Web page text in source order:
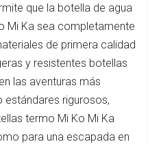
que la botella de agua
Mi Ka sea completamente
de primera calidad
y resistentes botellas
las aventuras más
estándares rigurosos,
termo Mi Ko Mi Ka
para una escapada en